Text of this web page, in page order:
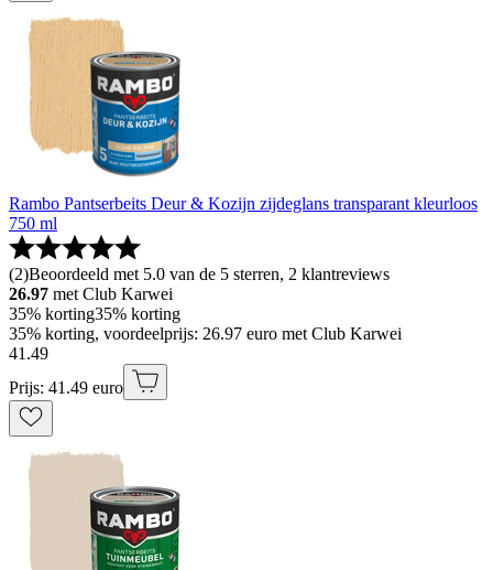
Rambo Pantserbeits Deur & Kozijn zijdeglans transparant kleurloos
750 ml
(2)Beoordeeld met 5.0 van de 5 sterren, 2 klantreviews
26.97 met Club Karwei
35% korting35% korting
35% korting, voordeelprijs: 26.97 euro met Club Karwei
41 .49
Prijs: 41.49 euro